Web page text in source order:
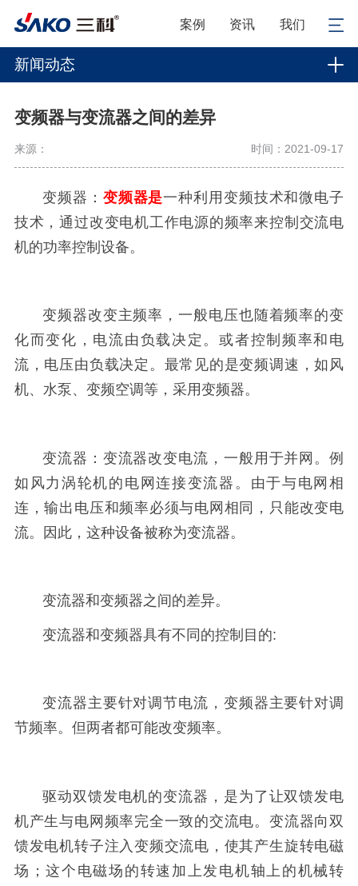
案例 资讯 我们
新闻动态
变频器与变流器之间的差异
来源： 时间：2021-09-17
变频器： 变频器是一种利用变频技术和微电子
技术，通过改变电机工作电源的频率来控制交流电
机的功率控制设备。
变频器改变主频率，一般电压也随着频率的变
化而变化，电流由负载决定。或者控制频率和电
流，电压由负载决定。最常见的是变频调速，如风
机、水泵、变频空调等，采用变频器。
变流器： 变流器改变电流，一般用于并网。例
如风力涡轮机的电网连接变流器。由于与电网相
连，输出电压和频率必须与电网相同，只能改变电
流。因此，这种设备被称为变流器。
变流器和变频器之间的差异。
变流器和变频器具有不同的控制目的:
变流器主要针对调节电流，变频器主要针对调
节频率。但两者都可能改变频率。
驱动双馈发电机的变流器，是为了让双馈发电
机产生与电网频率完全一致的交流电。变流器向双
馈发电机转子注入变频交流电，使其产生旋转电磁
场；这个电磁场的转速加上发电机轴上的机械转